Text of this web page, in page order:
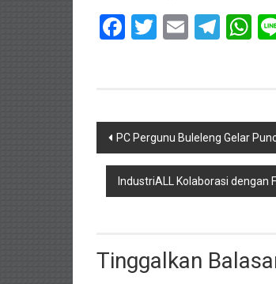
Facebook
Twitter
Email
Navigasi
pos
PC Pergunu Buleleng Gelar
IndustriALL Kolaborasi dengan
Tinggalkan